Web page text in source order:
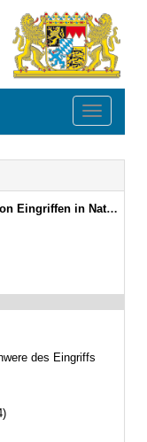
Toggle
7. August 2013 (GVBl. S. 517) BayRS 791-1-4-U (§§ 1–24)
des Eingriffs